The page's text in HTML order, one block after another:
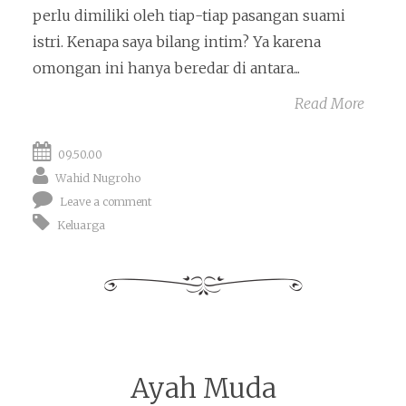
perlu dimiliki oleh tiap-tiap pasangan suami
istri. Kenapa saya bilang intim? Ya karena
omongan ini hanya beredar di antara...
Read More
09.50.00
Wahid Nugroho
Leave a comment
Keluarga
Ayah Muda